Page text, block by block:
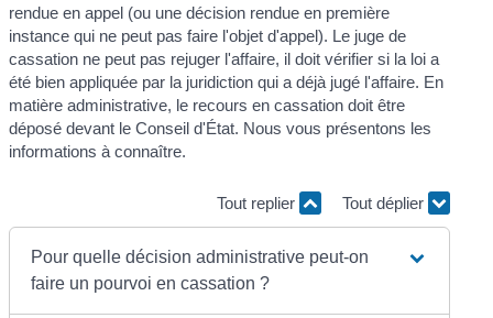
rendue en appel (ou une décision rendue en première
instance qui ne peut pas faire l'objet d'appel). Le juge de
cassation ne peut pas rejuger l'affaire, il doit vérifier si la loi a
été bien appliquée par la juridiction qui a déjà jugé l'affaire. En
matière administrative, le recours en cassation doit être
déposé devant le Conseil d'État. Nous vous présentons les
informations à connaître.
Tout replier Tout déplier
Pour quelle décision administrative peut-on
faire un pourvoi en cassation ?